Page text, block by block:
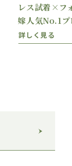
レス試着×フ
嫁人気No.1プ
詳しく見る